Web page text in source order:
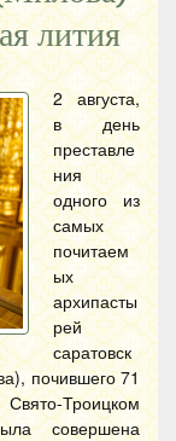
лития
2 августа,
в день
преставле
ния
одного из
самых
почитаем
ых
архипасты
рей
саратовск
почившего 71
Троицком
совершена